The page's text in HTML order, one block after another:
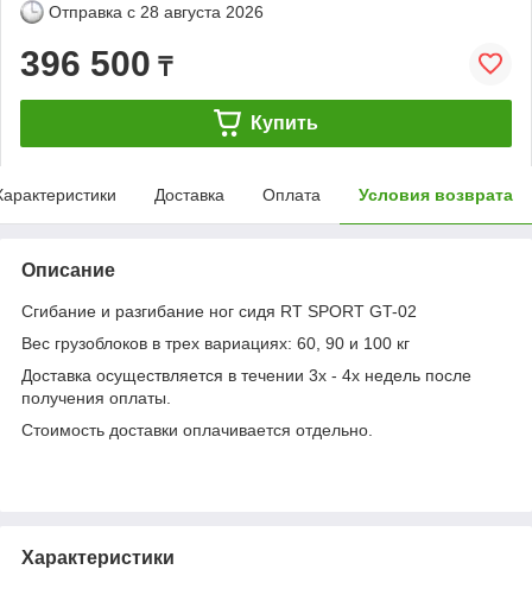
Отправка с 28 августа 2026
396 500 ₸
Купить
Доставка Оплата Условия возврата
Описание
Сгибание и разгибание ног сидя RT SPORT GT-02
Вес грузоблоков в трех вариациях: 60, 90 и 100 кг
Доставка осуществляется в течении 3х - 4х недель после
получения оплаты.
Стоимость доставки оплачивается отдельно.
Характеристики